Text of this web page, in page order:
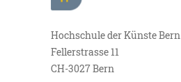
Hochschule der Künste Bern
Fellerstrasse 11
CH-3027 Bern